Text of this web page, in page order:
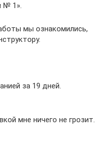
№ 1».
мы ознакомились,
за 19 дней.
мне ничего не грозит.